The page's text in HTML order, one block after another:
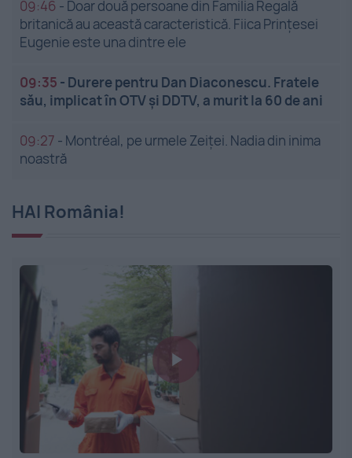
09:46 - Doar două persoane din Familia Regală
britanică au această caracteristică. Fiica Prințesei
Eugenie este una dintre ele
09:35 - Durere pentru Dan Diaconescu. Fratele
său, implicat în OTV și DDTV, a murit la 60 de ani
09:27 - Montréal, pe urmele Zeiței. Nadia din inima
noastră
HAI România!